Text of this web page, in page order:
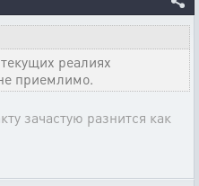
реалиях
приемлимо.
зачастую разнится как